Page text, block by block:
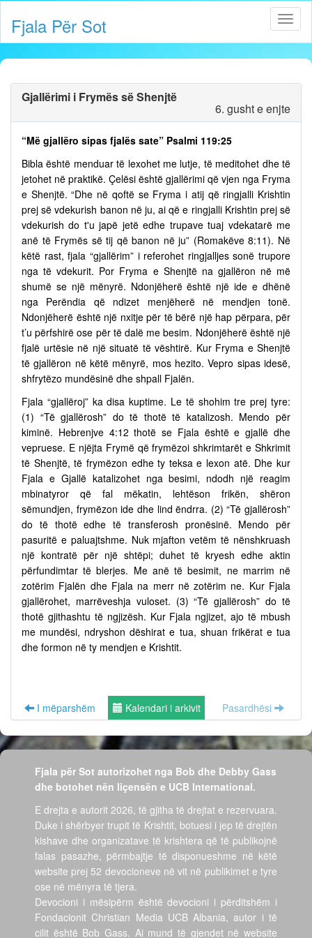
Fjala Për Sot
Gjallërimi i Frymës së Shenjtë
6. gusht e enjte
“Më gjallëro sipas fjalës sate” Psalmi 119:25
Bibla është menduar të lexohet me lutje, të meditohet dhe të
jetohet në praktikë. Çelësi është gjallërimi që vjen nga Fryma
e Shenjtë. “Dhe në qoftë se Fryma i atij që ringjalli Krishtin
prej së vdekurish banon në ju, ai që e ringjalli Krishtin prej së
vdekurish do t'u japë jetë edhe trupave tuaj vdekatarë me
anë të Frymës së tij që banon në ju” (Romakëve 8:11). Në
këtë rast, fjala “gjallërim” i referohet ringjalljes sonë trupore
nga të vdekurit. Por Fryma e Shenjtë na gjallëron në më
shumë se një mënyrë. Ndonjëherë është një ide e dhënë
nga Perëndia që ndizet menjëherë në mendjen tonë.
Ndonjëherë është një nxitje për të bërë një hap përpara, për
t’u përfshirë ose për të dalë me besim. Ndonjëherë është një
fjalë urtësie në një situatë të vështirë. Kur Fryma e Shenjtë
të gjallëron në këtë mënyrë, mos hezito. Vepro sipas idesë,
shfrytëzo mundësinë dhe shpall Fjalën.
Fjala “gjallëroj” ka disa kuptime. Le të shohim tre prej tyre:
(1) “Të gjallërosh” do të thotë të katalizosh. Mendo për
kiminë. Hebrenjve 4:12 thotë se Fjala është e gjallë dhe
vepruese. E njëjta Frymë që frymëzoi shkrimtarët e Shkrimit
të Shenjtë, të frymëzon edhe ty teksa e lexon atë. Dhe kur
Fjala e Gjallë katalizohet nga besimi, ndodh një reagim
mbinatyror që fal mëkatin, lehtëson frikën, shëron
sëmundjen, frymëzon ide dhe lind ëndrra. (2) “Të gjallërosh”
do të thotë edhe të transferosh pronësinë. Mendo për
pasuritë e paluajtshme. Nuk mjafton vetëm të nënshkruash
një kontratë për një shtëpi; duhet të kryesh edhe aktin
përfundimtar të blerjes. Me anë të besimit, ne marrim në
zotërim Fjalën dhe Fjala na merr në zotërim ne. Kur Fjala
gjallërohet, marrëveshja vuloset. (3) “Të gjallërosh” do të
thotë gjithashtu të ngjizësh. Kur Fjala ngjizet, ajo të mbush
me mundësi, ndryshon dëshirat e tua, shuan frikërat e tua
dhe formon në ty mendjen e Krishtit.
I mëparshëm Kalendari i arkivit Pasardhësi
Fjala për Sot autorizohet nga Bob dhe Debby Gass
dhe botohet nën liçensën e UCB International.
E drejta e autorit 2026, të gjitha të drejtat e rezervuara.
Duke i shërbyer trupit të Krishtit, botuesi i jep të drejtën
kishave dhe organizatave të krishtera që të publikojnë
falas pasazhe, përmbajtje të disponueshme në këtë
website prej 52 devocioneve në vit në publikimet e tyre
ose në mënyra të tjera.
Devocioni i mësipërm është devocioni i përditshëm i
Fondacionit Christian Media UCB Albania, autor i të
cilit është Bob Gass. Ai mund të gjendet në website